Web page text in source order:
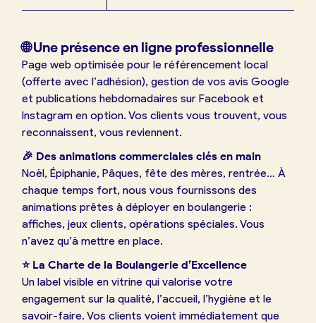
🌐 Une présence en ligne professionnelle
Page web optimisée pour le référencement local
(offerte avec l’adhésion), gestion de vos avis Google
et publications hebdomadaires sur Facebook et
Instagram en option. Vos clients vous trouvent, vous
reconnaissent, vous reviennent.
🎉 Des animations commerciales clés en main
Noël, Épiphanie, Pâques, fête des mères, rentrée… À
chaque temps fort, nous vous fournissons des
animations prêtes à déployer en boulangerie :
affiches, jeux clients, opérations spéciales. Vous
n’avez qu’à mettre en place.
⭐ La Charte de la Boulangerie d’Excellence
Un label visible en vitrine qui valorise votre
engagement sur la qualité, l’accueil, l’hygiène et le
savoir-faire. Vos clients voient immédiatement que